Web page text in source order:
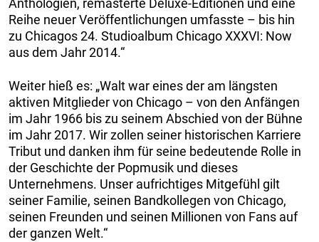
Anthologien, remasterte Deluxe-Editionen und eine
Reihe neuer Veröffentlichungen umfasste – bis hin
zu Chicagos 24. Studioalbum Chicago XXXVI: Now
aus dem Jahr 2014.“
Weiter hieß es: „Walt war eines der am längsten
aktiven Mitglieder von Chicago – von den Anfängen
im Jahr 1966 bis zu seinem Abschied von der Bühne
im Jahr 2017. Wir zollen seiner historischen Karriere
Tribut und danken ihm für seine bedeutende Rolle in
der Geschichte der Popmusik und dieses
Unternehmens. Unser aufrichtiges Mitgefühl gilt
seiner Familie, seinen Bandkollegen von Chicago,
seinen Freunden und seinen Millionen von Fans auf
der ganzen Welt.“